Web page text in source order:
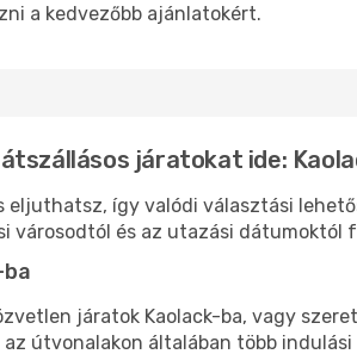
a kedvezőbb ajánlatokért.
járatokat ide:
eljuthatsz, így valódi választási
városodtól és az utazási
járatok Kaolack-ba, vagy
útvonalakon általában több